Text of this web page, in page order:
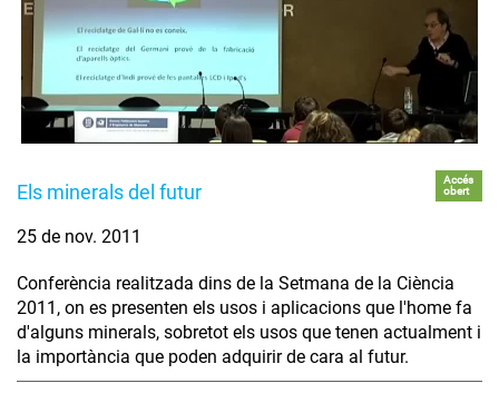
Els minerals del futur
Accés
obert
25 de nov. 2011
Conferència realitzada dins de la Setmana de la Ciència
2011, on es presenten els usos i aplicacions que l'home fa
d'alguns minerals, sobretot els usos que tenen actualment i
la importància que poden adquirir de cara al futur.